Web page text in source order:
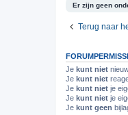
Er zijn geen
Terug naar
Je kunt niet
Je kunt niet
Je kunt niet je
Je kunt niet je
Je kunt geen